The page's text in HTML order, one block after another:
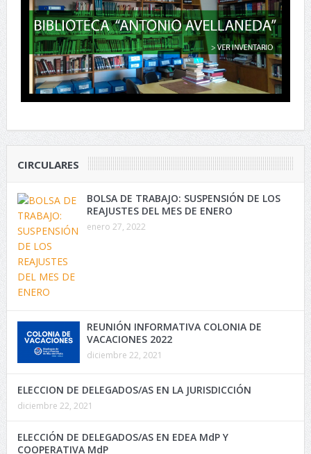
CIRCULARES
BOLSA DE TRABAJO: SUSPENSIÓN DE LOS
REAJUSTES DEL MES DE ENERO
enero 27, 2022
REUNIÓN INFORMATIVA COLONIA DE
VACACIONES 2022
diciembre 22, 2021
ELECCION DE DELEGADOS/AS EN LA JURISDICCIÓN
diciembre 22, 2021
ELECCIÓN DE DELEGADOS/AS EN EDEA MdP Y
COOPERATIVA MdP